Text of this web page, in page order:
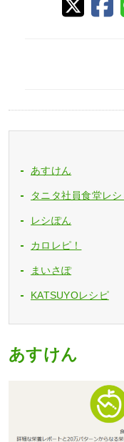
あすけん
タニタ社員食堂レ
レシぽん
カロレピ！
まいさぽ
KATSUYOレシピ
あすけん